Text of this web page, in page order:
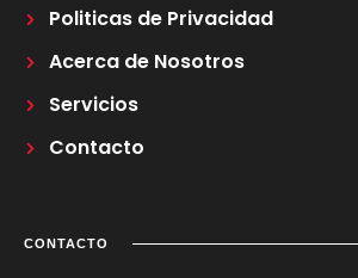
Politicas de Privacidad
Acerca de Nosotros
Servicios
Contacto
CONTACTO